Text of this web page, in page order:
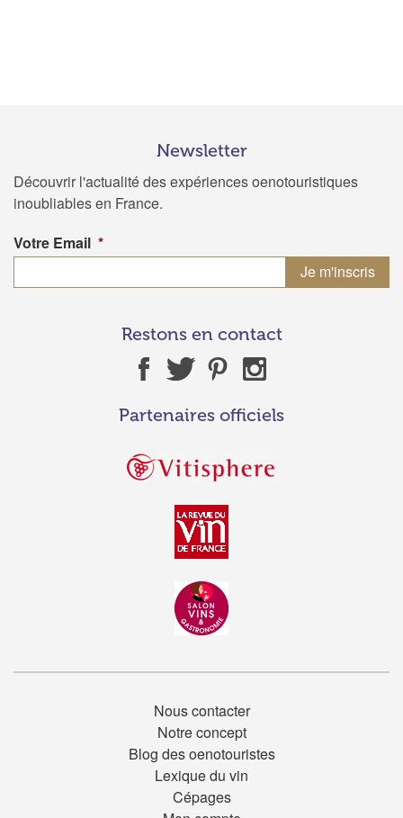
Newsletter
Découvrir l'actualité des expériences oenotouristiques
inoubliables en France.
Votre Email *
Restons en contact
Partenaires officiels
Nous contacter
Notre concept
Blog des oenotouristes
Lexique du vin
Cépages